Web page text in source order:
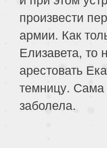
произвести
армии. Как
Елизавета, то
арестовать
темницу.
заболела.